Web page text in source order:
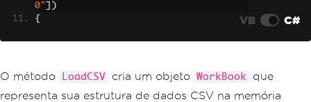
0"
])
{
VB C#
O método LoadCSV cria um objeto WorkBook
que
representa sua estrutura de dados CSV na memória